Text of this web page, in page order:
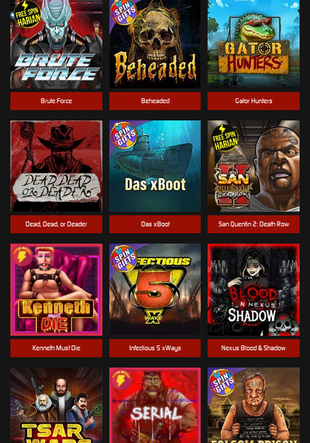
Nexus Blood & Shadow
Dead, Dead, or Deader
Brute Force
San Quentin 2: Death Row
Beheaded Gator Hunters
Kenneth Must Die
Das xBoot
Infectious 5 xWays